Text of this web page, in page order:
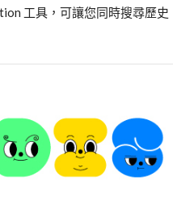
工具，可讓您同時搜尋歷史